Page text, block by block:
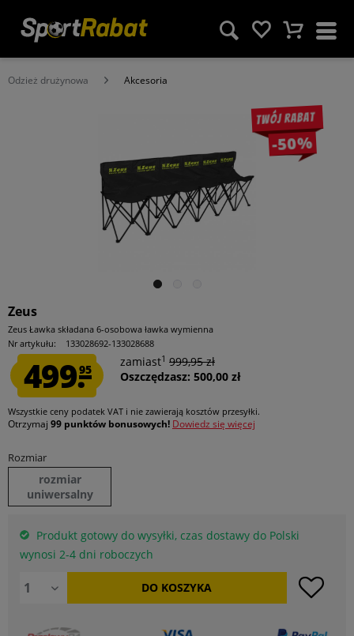
Odzież drużynowa Akcesoria
Twój rabat
-50%
Zeus
Zeus Ławka składana 6-osobowa ławka wymienna
Nr artykułu:
133028692-133028688
499.95
zamiast1 999,95 zł
Oszczędzasz: 500,00 zł
Wszystkie ceny podatek VAT i nie zawierają kosztów przesyłki.
Otrzymaj 99 punktów bonusowych! Dowiedz się więcej
Rozmiar
rozmiar
uniwersalny
Produkt gotowy do wysyłki, czas dostawy do Polski
wynosi 2-4 dni roboczych
DO KOSZYKA